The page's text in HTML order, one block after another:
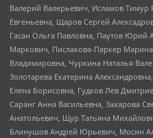
Валерий Валерьевич, Исламов
Евгеньевна, Щаров Сергей
Гасан Ольга Павловна, Паутов Юрий
Маркович, Пислакова-Паркер
Владимировна, Чуркина Наталья
Золотарева Екатерина
Елена Борисовна, Гудков Лев
Саранг Анна Васильевна, Захарова
Анатольевич, Щур Татьяна
Блинушов Андрей Юрьевич, Мосин